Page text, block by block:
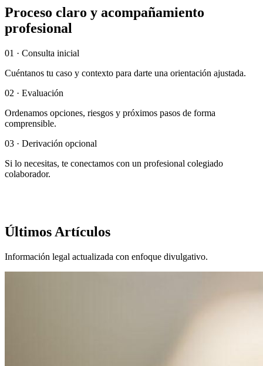
Proceso claro y acompañamiento
profesional
01 · Consulta inicial
Cuéntanos tu caso y contexto para darte una orientación ajustada.
02 · Evaluación
Ordenamos opciones, riesgos y próximos pasos de forma
comprensible.
03 · Derivación opcional
Si lo necesitas, te conectamos con un profesional colegiado
colaborador.
Últimos Artículos
Información legal actualizada con enfoque divulgativo.